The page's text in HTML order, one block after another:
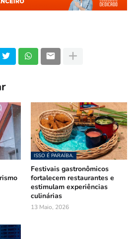
ISSO É PARAÍBA.
Festivais gastronômicos
fortalecem restaurantes e
estimulam experiências
culinárias
13 Maio, 2026